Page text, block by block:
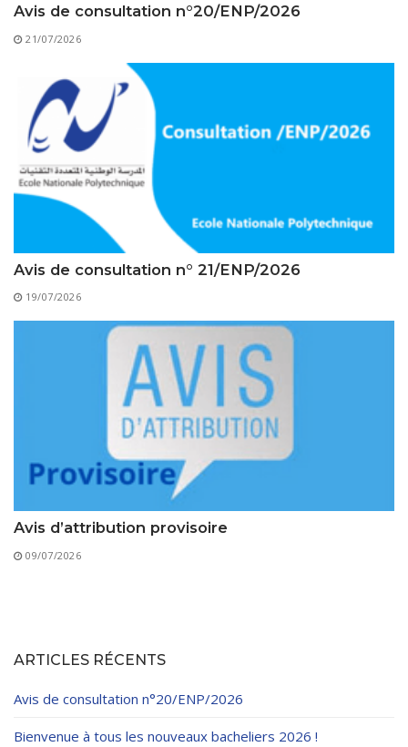
Classes Préparatoires
Imprimés des œuvres Sociales
Imprimes de post graduation
Charte de Déontologie et D’éthique Universitaires
Avis de consultation n°20/ENP/2026
21/07/2026
Avis de consultation n° 21/ENP/2026
19/07/2026
Avis d’attribution provisoire
09/07/2026
ARTICLES RÉCENTS
Avis de consultation n°20/ENP/2026
Bienvenue à tous les nouveaux bacheliers 2026 !